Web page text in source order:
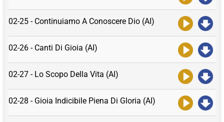
02-25 - Continuiamo A Conoscere Dio (AI)
02-26 - Canti Di Gioia (AI)
02-27 - Lo Scopo Della Vita (AI)
02-28 - Gioia Indicibile Piena Di Gloria (AI)